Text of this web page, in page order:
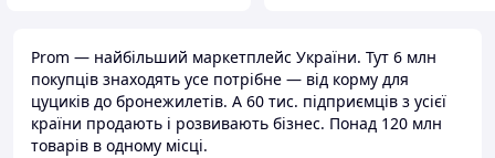
Prom — найбільший маркетплейс України. Тут 6 млн
покупців знаходять усе потрібне — від корму для
цуциків до бронежилетів. А 60 тис. підприємців з усієї
країни продають і розвивають бізнес. Понад 120 млн
товарів в одному місці.